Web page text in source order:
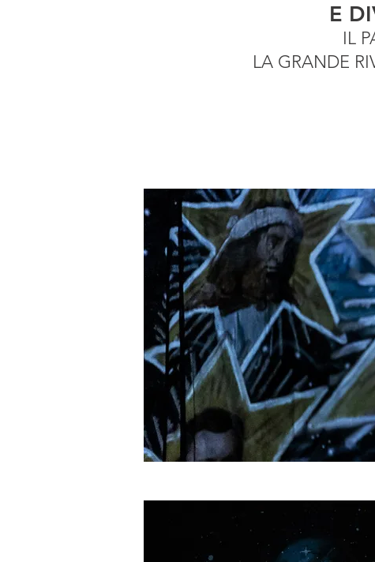
E
IL
LA GRANDE